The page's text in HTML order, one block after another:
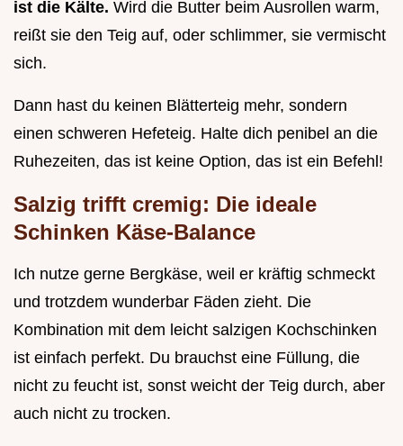
ist die Kälte. Wird die Butter beim Ausrollen warm,
reißt sie den Teig auf, oder schlimmer, sie vermischt
sich.
Dann hast du keinen Blätterteig mehr, sondern
einen schweren Hefeteig. Halte dich penibel an die
Ruhezeiten, das ist keine Option, das ist ein Befehl!
Salzig trifft cremig: Die ideale
Schinken Käse-Balance
Ich nutze gerne Bergkäse, weil er kräftig schmeckt
und trotzdem wunderbar Fäden zieht. Die
Kombination mit dem leicht salzigen Kochschinken
ist einfach perfekt. Du brauchst eine Füllung, die
nicht zu feucht ist, sonst weicht der Teig durch, aber
auch nicht zu trocken.